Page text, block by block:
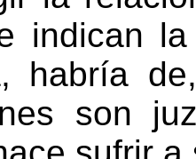
indican
habría
son